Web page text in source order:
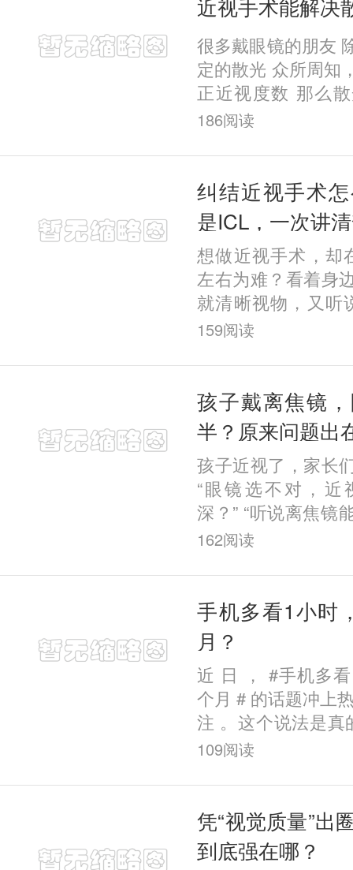
很多戴眼镜的朋友
定的散光 众所周知
正近视度数 那么
吗？ 近视和低于
手术
186阅读
纠结近视手术
是ICL，一次讲
想做近视手术，却
左右为难？看着身
就清晰视物，又听
妥，到底该怎么选
哪种
159阅读
孩子戴离焦镜
半？原来问题出
孩子近视了，家长
“眼镜选不对，近
深？” “听说离焦镜
用吗？” “为什么别
162阅读
手机多看1小时
月？
近 日 ， #手机多
个月 # 的话题冲上
注 。这个说法是真
学依据？ 今天，
开手
109阅读
凭“视觉质量”出
到底强在哪？